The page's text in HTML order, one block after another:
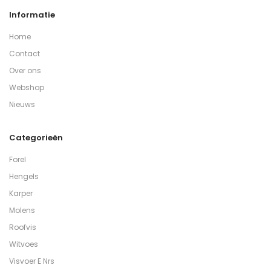
Informatie
Home
Contact
Over ons
Webshop
Nieuws
Categorieën
Forel
Hengels
Karper
Molens
Roofvis
Witvoes
Visvoer E Nrs